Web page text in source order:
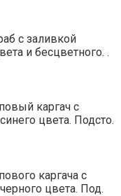
с заливкой
и бесцветного. .
каргач с
цвета. Подсто.
каргача с
цвета. Под.